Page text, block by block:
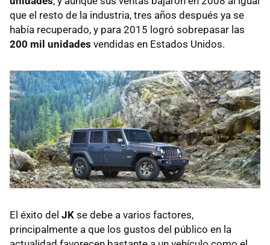
que el resto de la industria, tres años después ya se
había recuperado, y para 2015 logró sobrepasar las
200 mil unidades vendidas en Estados Unidos.
El éxito del JK se debe a varios factores,
principalmente a que los gustos del público en la